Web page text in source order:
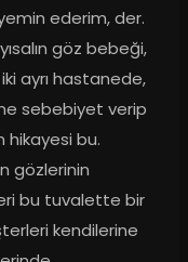
ederim, der.
göz bebeği,
ayrı hastanede,
sebebiyet verip
hikayesi bu.
gözlerinin
bu tuvalette bir
kendilerine